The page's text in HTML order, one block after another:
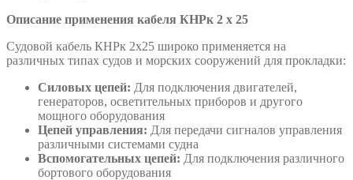
Описание применения кабеля КНРк 2 х 25
Судовой кабель КНРк 2х25 широко применяется на
различных типах судов и морских сооружений для прокладки:
Силовых цепей: Для подключения двигателей,
генераторов, осветительных приборов и другого
мощного оборудования
Цепей управления: Для передачи сигналов управления
различными системами судна
Вспомогательных цепей: Для подключения различного
бортового оборудования